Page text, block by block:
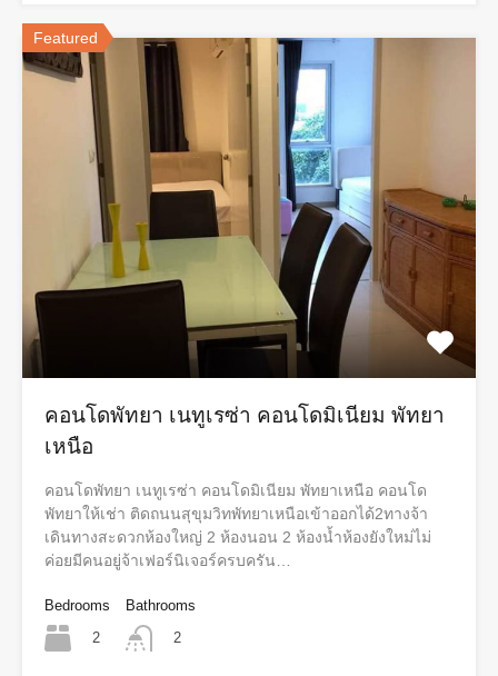
Featured
คอนโดพัทยา เนทูเรซ่า คอนโดมิเนียม พัทยา
เหนือ
คอนโดพัทยา เนทูเรซ่า คอนโดมิเนียม พัทยาเหนือ คอนโด
พัทยาให้เช่า ติดถนนสุขุมวิทพัทยาเหนือเข้าออกได้2ทางจ้า
เดินทางสะดวกห้องใหญ่ 2 ห้องนอน 2 ห้องน้ำห้องยังใหม่ไม่
ค่อยมีคนอยู่จ้าเฟอร์นิเจอร์ครบครัน…
Bedrooms
2
Bathrooms
2